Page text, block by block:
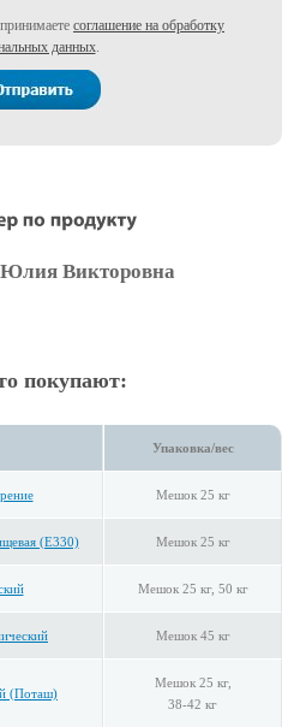
соглашение на обработку
данных.
Викторовна
покупают:
Упаковка/вес
Мешок 25 кг
(E330) Мешок 25 кг
Мешок 25 кг, 50 кг
Мешок 45 кг
(Поташ)
Мешок 25 кг,
38-42 кг